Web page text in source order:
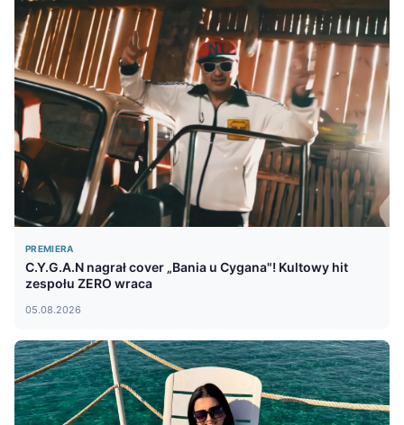
PREMIERA
C.Y.G.A.N nagrał cover „Bania u Cygana"! Kultowy hit
zespołu ZERO wraca
05.08.2026